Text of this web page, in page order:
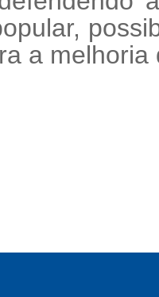
a melhoria